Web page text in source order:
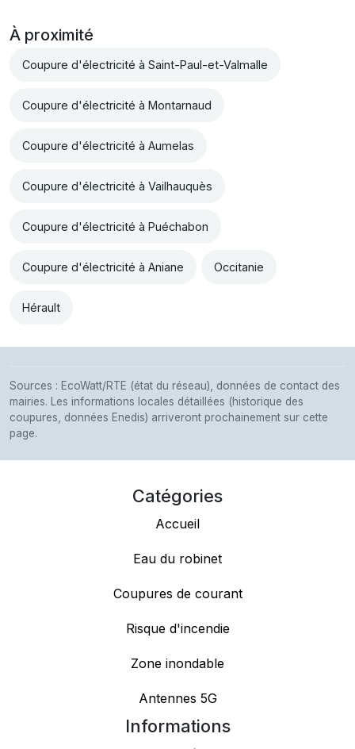
À proximité
Coupure d'électricité à Saint-Paul-et-Valmalle
Coupure d'électricité à Montarnaud
Coupure d'électricité à Aumelas
Coupure d'électricité à Vailhauquès
Coupure d'électricité à Puéchabon
Coupure d'électricité à Aniane Occitanie
Hérault
Sources : EcoWatt/RTE (état du réseau), données de contact des
mairies. Les informations locales détaillées (historique des
coupures, données Enedis) arriveront prochainement sur cette
page.
Catégories
Accueil
Eau du robinet
Coupures de courant
Risque d'incendie
Zone inondable
Antennes 5G
Informations